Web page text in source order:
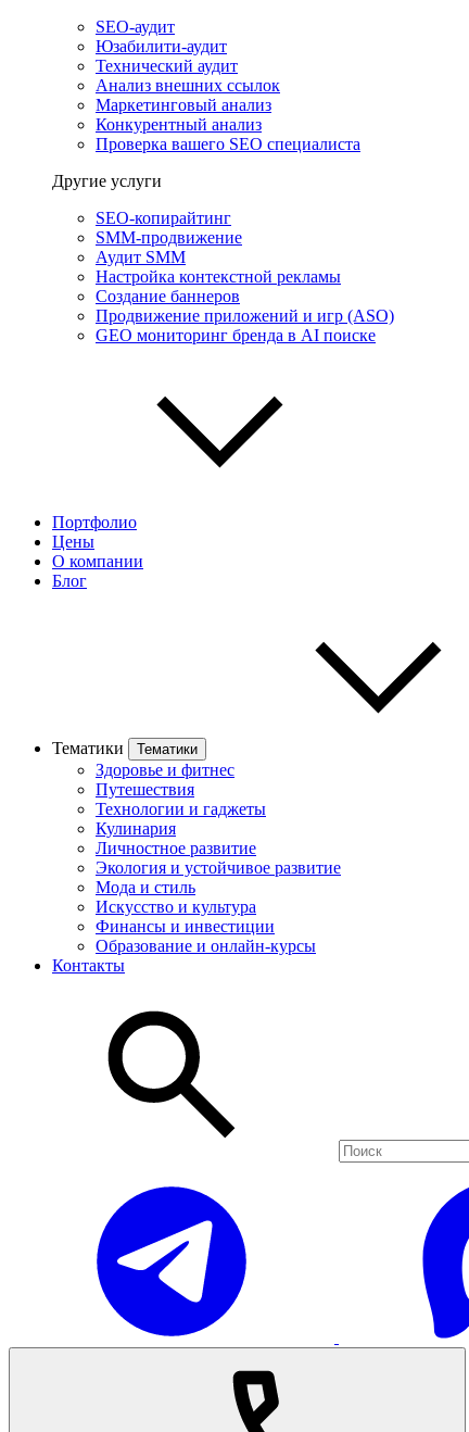
SEO-аудит
Юзабилити-аудит
Технический аудит
Анализ внешних ссылок
Маркетинговый анализ
Конкурентный анализ
Проверка вашего SEO специалиста
Другие услуги
SEO-копирайтинг
SMM-продвижение
Аудит SMM
Настройка контекстной рекламы
Создание баннеров
Продвижение приложений и игр (ASO)
GEO мониторинг бренда в AI поиске
Портфолио
Цены
О компании
Блог
Тематики Тематики
Здоровье и фитнес
Путешествия
Технологии и гаджеты
Кулинария
Личностное развитие
Экология и устойчивое развитие
Мода и стиль
Искусство и культура
Финансы и инвестиции
Образование и онлайн-курсы
Контакты